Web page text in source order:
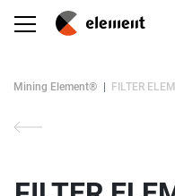
Mining Element® FILTER